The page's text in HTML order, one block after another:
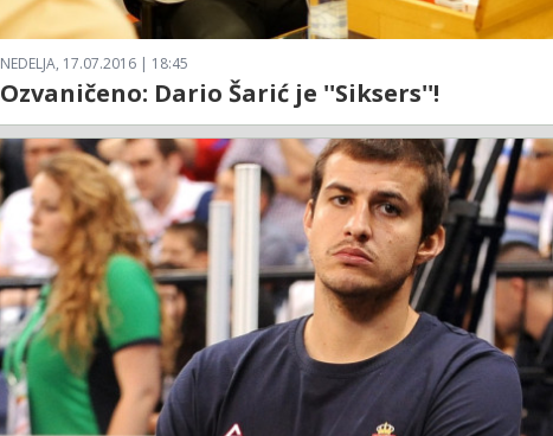
NEDELJA, 17.07.2016 | 18:45
Ozvaničeno: Dario Šarić je ''Siksers''!